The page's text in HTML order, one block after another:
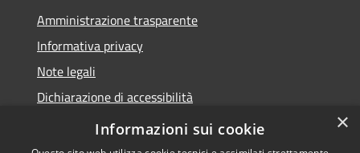
Amministrazione trasparente
Informativa privacy
Note legali
Dichiarazione di accessibilità
Moduli Privacy Amministrazione trasparente
×
Informazioni sui cookie